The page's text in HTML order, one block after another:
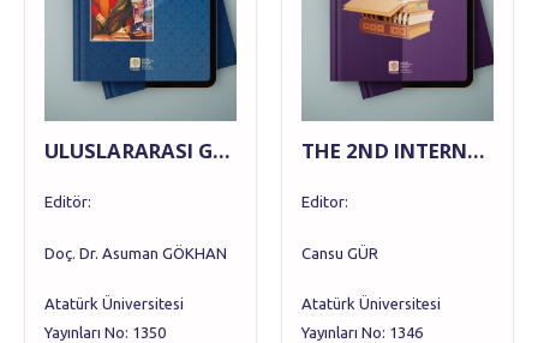
ULUSLARARASI GENCELÎ NİZÂMÎ SEMPOZYUMU
Editör:
Doç. Dr. Asuman GÖKHAN
Atatürk Üniversitesi
Yayınları No: 1350
THE 2ND INTERNATIONAL SCIENTIFIC ONLINE SYMPOSIUM ON CURRENT RESEARCH DIRECTIONS IN LANGUAGE, CULTURE, AND LITERATURE FULL TEXTS
Editor:
Cansu GÜR
Atatürk Üniversitesi
Yayınları No: 1346